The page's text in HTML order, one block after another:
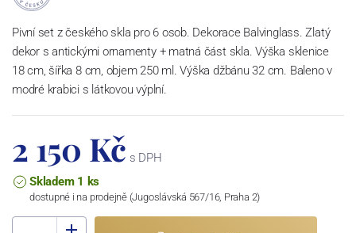
Pivní set z českého skla pro 6 osob. Dekorace Balvinglass. Zlatý
dekor s antickými ornamenty + matná část skla. Výška sklenice
18 cm, šířka 8 cm, objem 250 ml. Výška džbánu 32 cm. Baleno v
modré krabici s látkovou výplní.
2 150 Kč s DPH
Skladem 1 ks
dostupné i na prodejně (Jugoslávská 567/16, Praha 2)